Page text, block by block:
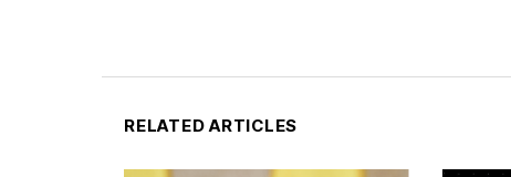
RELATED ARTICLES